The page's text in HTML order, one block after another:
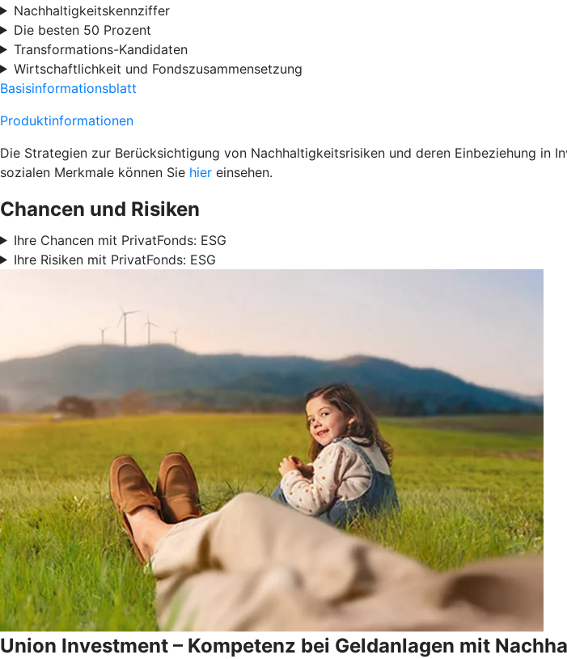
Nachhaltigkeitskennziffer
Die besten 50 Prozent
Transformations-Kandidaten
Wirtschaftlichkeit und Fondszusammensetzung
Basisinformationsblatt
Produktinformationen
Die Strategien zur Berücksichtigung von Nachhaltigkeitsrisiken und deren Einbeziehung in
sozialen Merkmale können Sie hier einsehen.
Chancen und Risiken
Ihre Chancen mit PrivatFonds: ESG
Ihre Risiken mit PrivatFonds: ESG
Union Investment – Kompetenz bei Geldanlagen mit